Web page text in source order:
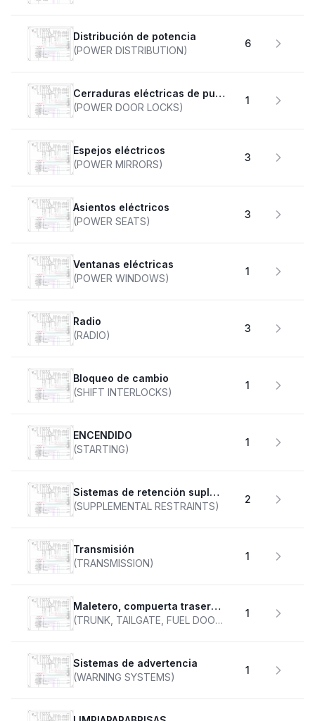
Distribución de potencia
(POWER DISTRIBUTION)
6
Cerraduras eléctricas de puertas
(POWER DOOR LOCKS)
1
Espejos eléctricos
(POWER MIRRORS)
3
Asientos eléctricos
(POWER SEATS)
3
Ventanas eléctricas
(POWER WINDOWS)
1
Radio
(RADIO)
3
Bloqueo de cambio
(SHIFT INTERLOCKS)
1
ENCENDIDO
(STARTING)
1
Sistemas de retención suplementarios
(SUPPLEMENTAL RESTRAINTS)
2
transmisión
(TRANSMISSION)
1
Maletero, compuerta trasera, tapa de combustible
(TRUNK, TAILGATE, FUEL DOOR)
1
Sistemas de advertencia
(WARNING SYSTEMS)
1